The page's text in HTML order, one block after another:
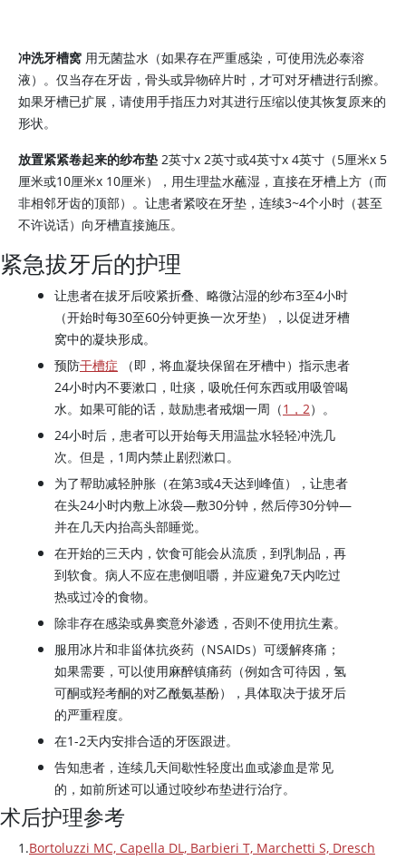
冲洗牙槽窝 用无菌盐水（如果存在严重感染，可使用洗必泰溶
液）。仅当存在牙齿，骨头或异物碎片时，才可对牙槽进行刮擦。
如果牙槽已扩展，请使用手指压力对其进行压缩以使其恢复原来的
形状。
放置紧紧卷起来的纱布垫 2英寸x 2英寸或4英寸x 4英寸（5厘米x 5
厘米或10厘米x 10厘米），用生理盐水蘸湿，直接在牙槽上方（而
非相邻牙齿的顶部）。让患者紧咬在牙垫，连续3~4个小时（甚至
不许说话）向牙槽直接施压。
紧急拔牙后的护理
让患者在拔牙后咬紧折叠、略微沾湿的纱布3至4小时
（开始时每30至60分钟更换一次牙垫），以促进牙槽
窝中的凝块形成。
预防干槽症 （即，将血凝块保留在牙槽中）指示患者
24小时内不要漱口，吐痰，吸吮任何东西或用吸管喝
水。如果可能的话，鼓励患者戒烟一周（1，2）。
24小时后，患者可以开始每天用温盐水轻轻冲洗几
次。但是，1周内禁止剧烈漱口。
为了帮助减轻肿胀（在第3或4天达到峰值），让患者
在头24小时内敷上冰袋—敷30分钟，然后停30分钟—
并在几天内抬高头部睡觉。
在开始的三天内，饮食可能会从流质，到乳制品，再
到软食。病人不应在患侧咀嚼，并应避免7天内吃过
热或过冷的食物。
除非存在感染或鼻窦意外渗透，否则不使用抗生素。
服用冰片和非甾体抗炎药（NSAIDs）可缓解疼痛；
如果需要，可以使用麻醉镇痛药（例如含可待因，氢
可酮或羟考酮的对乙酰氨基酚），具体取决于拔牙后
的严重程度。
在1-2天内安排合适的牙医跟进。
告知患者，连续几天间歇性轻度出血或渗血是常见
的，如前所述可以通过咬纱布垫进行治疗。
术后护理参考
1.Bortoluzzi MC, Capella DL, Barbieri T, Marchetti S, Dresch